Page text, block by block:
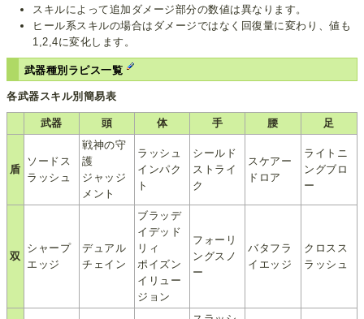
スキルによって追加ダメージ部分の数値は異なります。
ヒール系スキルの場合はダメージではなく回復量に変わり、値も
1,2,4に変化します。
武器種別ラピス一覧
各武器スキル別簡易表
武器 頭 体 手 腰 足
盾
ソードス
ラッシュ
戦神の守
護
ジャッジ
メント
ラッシュ
インパク
ト
シールド
ストライ
ク
スケアー
ドロア
ライトニ
ングブロ
ー
双
シャープ
エッジ
デュアル
チェイン
ブラッデ
イデッド
リィ
ポイズン
イリュー
ジョン
フォーリ
ングスノ
ー
バタフラ
イエッジ
クロスス
ラッシュ